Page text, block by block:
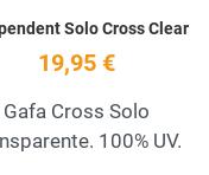
Solo Cross Clear
19,95 €
Gafa Cross Solo
100% UV.